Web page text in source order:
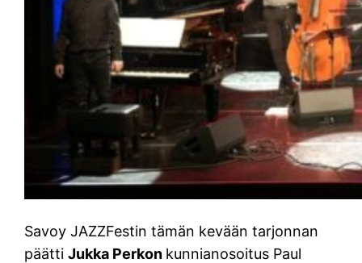
Savoy JAZZFestin tämän kevään tarjonnan
päättiJukka Perkon kunnianosoitus Paul